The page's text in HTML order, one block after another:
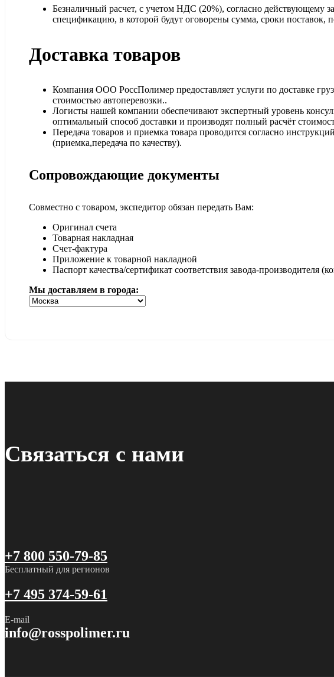
Безналичный расчет, с учетом НДС (20%), согласно действующему
спецификацию, в которой будут оговорены сумма, сроки поставок,
Доставка товаров
Компания ООО РоссПолимер предоставляет услуги по доставке
стоимостью автоперевозки..
Логисты нашей компании обеспечивают экспертный уровень
оптимальный способ доставки и производят полный расчёт
Передача товаров и приемка товара проводится согласно
(приемка,передача по качеству).
Сопровождающие документы
Совместно с товаром, экспедитор обязан передать Вам:
Оригинал счета
Товарная накладная
Счет-фактура
Приложение к товарной накладной
Паспорт качества/сертификат соответствия завода-производителя
Мы доставляем в города:
Связаться с нами
+7 800 550-79-85
Бесплатный для регионов
+7 495 374-59-61
E-mail
info@rosspolimer.ru